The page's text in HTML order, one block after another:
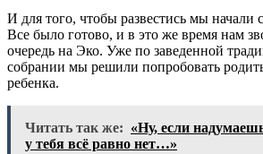
И для того, чтобы развестись мы начали
Все было готово, и в это же время нам
очередь на Эко. Уже по заведенной
собрании мы решили попробовать
ребенка.
Читать так же: «Ну, если
у тебя всё равно нет…»